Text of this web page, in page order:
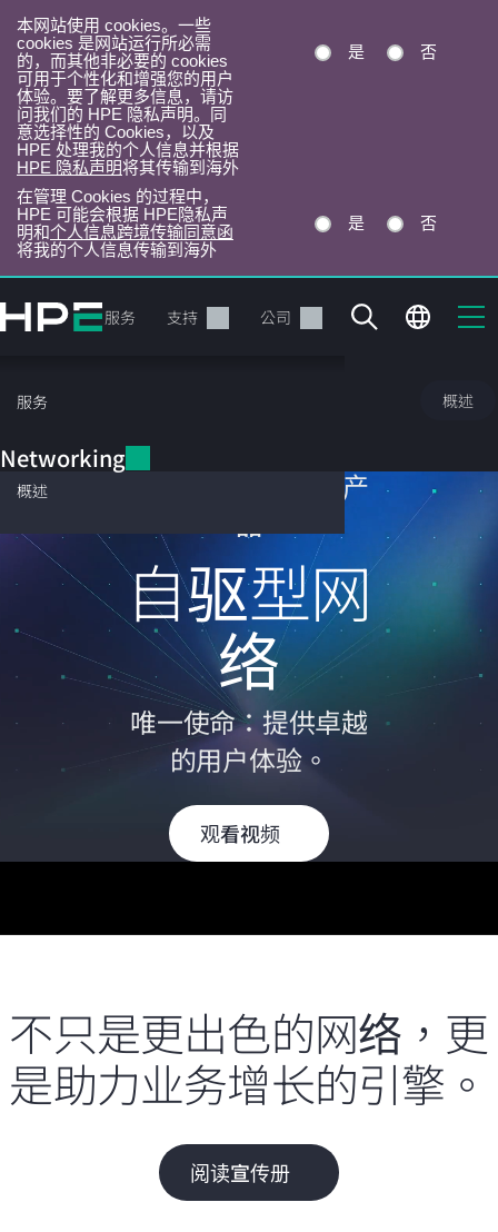
本网站使用 cookies。一些
cookies 是网站运行所必需
的，而其他非必要的 cookies
可用于个性化和增强您的用户
体验。要了解更多信息，请访
问我们的 HPE 隐私声明。同
意选择性的 Cookies，以及
HPE 处理我的个人信息并根据
HPE 隐私声明将其传输到海外
是 否
在管理 Cookies 的过程中，
HPE 可能会根据 HPE隐私声
明和个人信息跨境传输同意函
将我的个人信息传输到海外
是 否
转
到
目
录
产品 服务 支持 公司
服务
您的购物车目前是空的
前往 HPE 商店浏览、配置和订购。
立即购买
Networking 概述
概述
Networking
HPE Networking 产
品
自驱型网
络
唯一使命：提供卓越
的用户体验。
观看视频
不只是更出色的网络，更
是助力业务增长的引擎。
阅读宣传册